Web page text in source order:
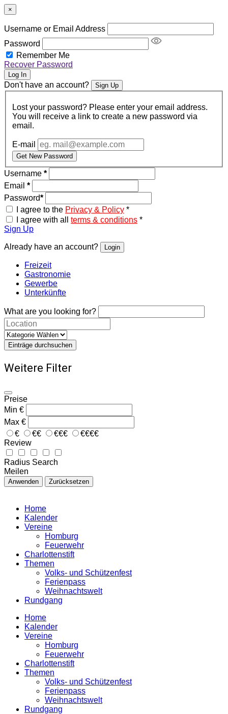
×
Username or Email Address
Password
Remember Me
Recover Password
Log In
Don't have an account? Sign Up
Lost your password? Please enter your email address.
You will receive a link to create a new password via
email.
E-mail
Get New Password
Username *
Email *
Password*
I agree to the Privacy & Policy *
I agree with all terms & conditions *
Sign Up
Already have an account? Login
Freizeit
Gastronomie
Gewerbe
Unterkünfte
What are you looking for?
Einträge durchsuchen
Weitere Filter
Preise
Min €
Max €
€
€€ €€€
€€€€
Review
Radius Search
Meilen
Anwenden Zurücksetzen
Home
Kalender
Vereine
Homburg
Feuerwehr
Charlottenstift
Themen
Volks- und Schützenfest
Ferienpass
Weihnachtswelt
Rundgang
Home
Kalender
Vereine
Homburg
Feuerwehr
Charlottenstift
Themen
Volks- und Schützenfest
Ferienpass
Weihnachtswelt
Rundgang